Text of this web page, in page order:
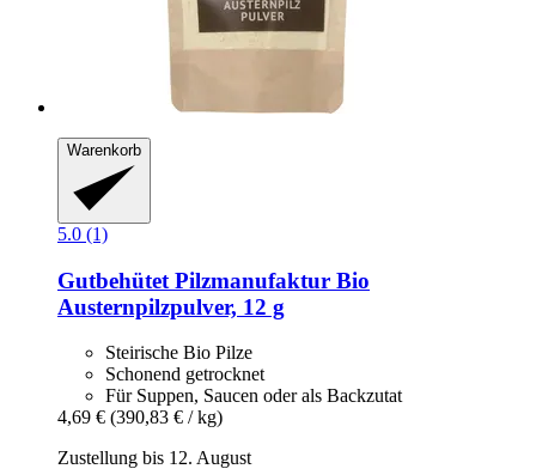
Warenkorb
5.0 (1)
Gutbehütet Pilzmanufaktur Bio
Austernpilzpulver, 12 g
Steirische Bio Pilze
Schonend getrocknet
Für Suppen, Saucen oder als Backzutat
4,69 € (390,83 € / kg)
Zustellung bis 12. August